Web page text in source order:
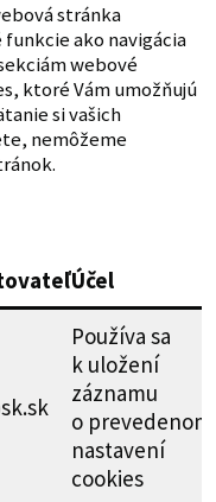
stránka
ako navigácia
webové
ktoré Vám umožňujú
si vašich
nemôžeme
Účel
Používa sa
k uložení
záznamu
o prevedenom
nastavení
cookies